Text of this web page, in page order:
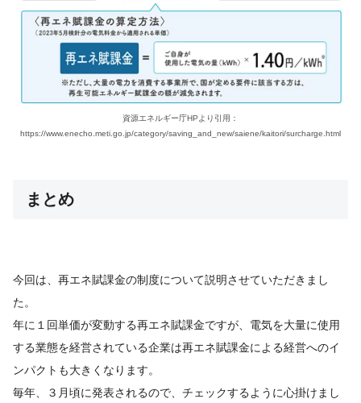
資源エネルギー庁HPより引用：
https://www.enecho.meti.go.jp/category/saving_and_new/saiene/kaitori/surcharge.html
まとめ
今回は、再エネ賦課金の制度について説明させていただきまし
た。
年に１回単価が変動する再エネ賦課金ですが、電気を大量に使用
する業態を経営されている企業は再エネ賦課金による経営へのイ
ンパクトも大きくなります。
毎年、３月頃に発表されるので、チェックするように心掛けまし